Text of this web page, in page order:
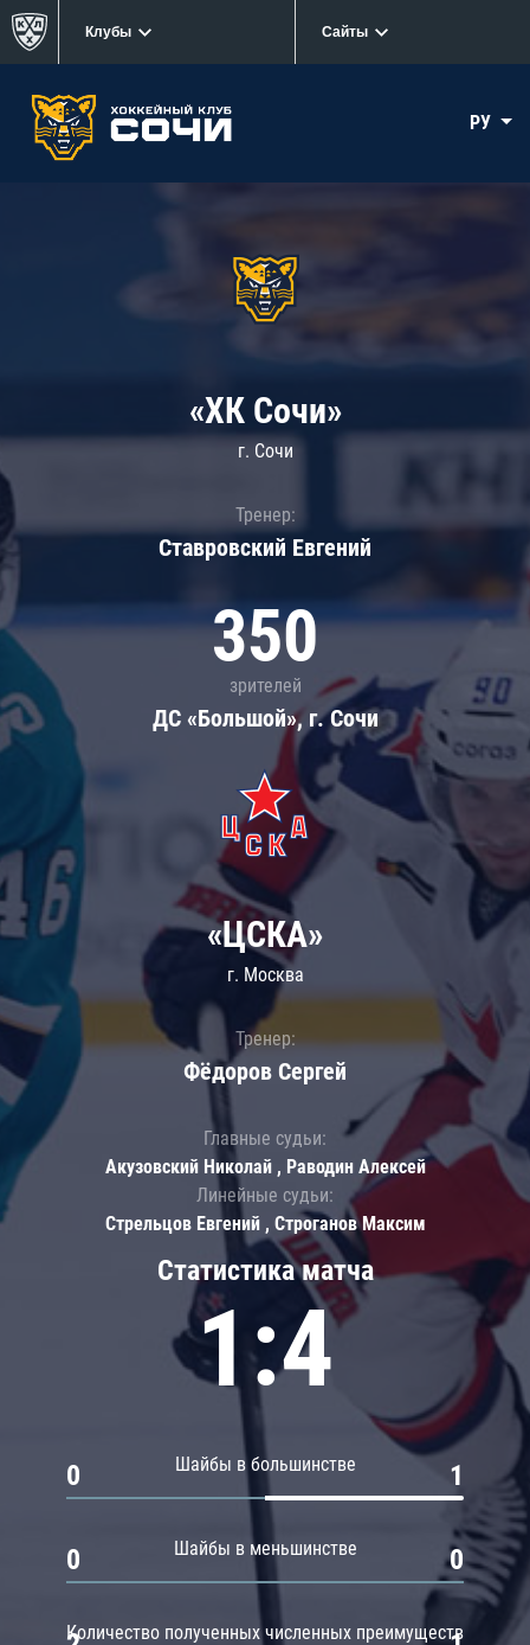
Клубы Сайты
РУ
«ХК Сочи»
г. Сочи
Тренер:
Ставровский Евгений
350
зрителей
ДС «Большой», г. Сочи
Статистика матча
1:4
Шайбы в большинстве
0 1
Шайбы в меньшинстве
0 0
Количество полученных численных преимуществ
«ЦСКА»
г. Москва
Тренер:
Фёдоров Сергей
Главные судьи:
Акузовский Николай , Раводин Алексей
Линейные судьи:
Стрельцов Евгений , Строганов Максим